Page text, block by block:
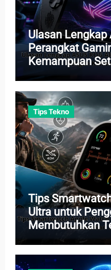
Ulasan Lengkap
Perangkat
Kemampuan
Tips Tekno
Tips
Ultra untuk
Membutuhkan